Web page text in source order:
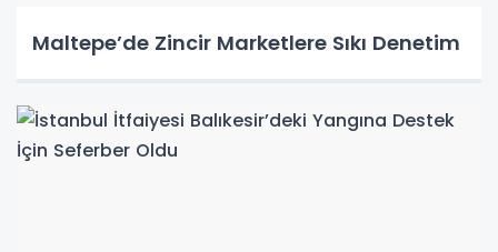
Maltepe’de Zincir Marketlere Sıkı Denetim